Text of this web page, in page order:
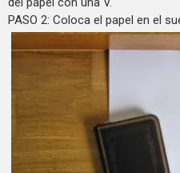
PASO 2: Coloca el papel en el